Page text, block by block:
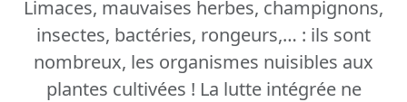
Limaces, mauvaises herbes, champignons,
insectes, bactéries, rongeurs,… : ils sont
nombreux, les organismes nuisibles aux
plantes cultivées ! La lutte intégrée ne